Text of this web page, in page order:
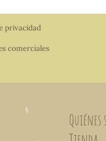
privacidad
comerciales
Quiénes